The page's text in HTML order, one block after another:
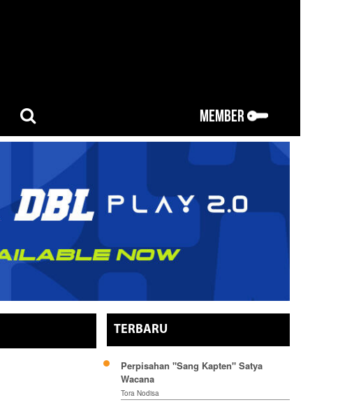
MEMBER
TERBARU
Perpisahan "Sang Kapten" Satya
Wacana
Tora Nodisa